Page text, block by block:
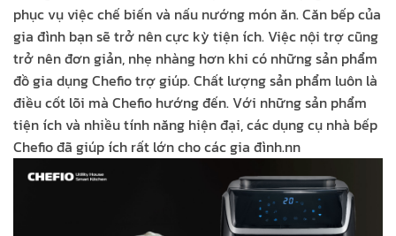
phục vụ việc chế biến và nấu nướng món ăn. Căn bếp của
gia đình bạn sẽ trở nên cực kỳ tiện ích. Việc nội trợ cũng
trở nên đơn giản, nhẹ nhàng hơn khi có những sản phẩm
đồ gia dụng Chefio trợ giúp. Chất lượng sản phẩm luôn là
điều cốt lõi mà Chefio hướng đến. Với những sản phẩm
tiện ích và nhiều tính năng hiện đại, các dụng cụ nhà bếp
Chefio đã giúp ích rất lớn cho các gia đình.nn